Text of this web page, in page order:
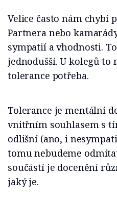
Velice často nám chybí
Partnera nebo
sympatií a vhodnosti.
jednodušší. U kolegů to
tolerance potřeba.
Tolerance je mentální
vnitřním souhlasem s
odlišní (ano, i
tomu nebudeme
součástí je docenění
jaký je.